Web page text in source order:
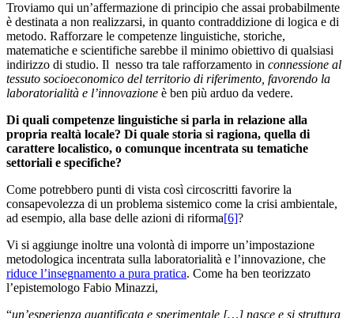
Troviamo qui un’affermazione di principio che assai probabilmente
è destinata a non realizzarsi, in quanto contraddizione di logica e di
metodo. Rafforzare le competenze linguistiche, storiche,
matematiche e scientifiche sarebbe il minimo obiettivo di qualsiasi
indirizzo di studio. Il nesso tra tale rafforzamento in connessione al
tessuto socioeconomico del territorio di riferimento, favorendo la
laboratorialità e l’innovazione è ben più arduo da vedere.
Di quali competenze linguistiche si parla in relazione alla
propria realtà locale? Di quale storia si ragiona, quella di
carattere localistico, o comunque incentrata su tematiche
settoriali e specifiche?
Come potrebbero punti di vista così circoscritti favorire la
consapevolezza di un problema sistemico come la crisi ambientale,
ad esempio, alla base delle azioni di riforma[6]?
Vi si aggiunge inoltre una volontà di imporre un’impostazione
metodologica incentrata sulla laboratorialità e l’innovazione, che
riduce l’insegnamento a pura pratica. Come ha ben teorizzato
l’epistemologo Fabio Minazzi,
“un’esperienza quantificata e sperimentale […] nasce e si struttura